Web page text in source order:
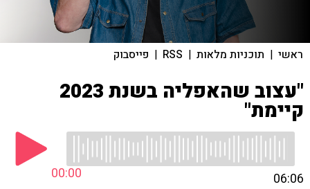
ראשי | תוכניות מלאות |
RSS
| פייסבוק
"עצוב שהאפליה בשנת 2023
קיימת"
00:00 06:06